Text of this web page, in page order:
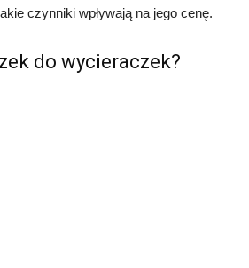
czynniki wpływają na jego cenę.
do wycieraczek?